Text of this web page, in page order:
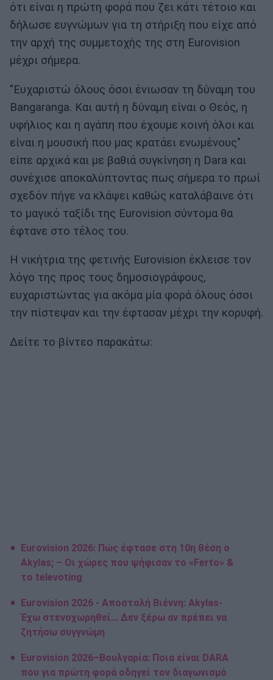
ότι είναι η πρώτη φορά που ζει κάτι τέτοιο και
δήλωσε ευγνώμων για τη στήριξη που είχε από
την αρχή της συμμετοχής της στη Eurovision
μέχρι σήμερα.
"Ευχαριστώ όλους όσοι ένιωσαν τη δύναμη του
Bangaranga. Και αυτή η δύναμη είναι ο Θεός, η
υφήλιος και η αγάπη που έχουμε κοινή όλοι και
είναι η μουσική που μας κρατάει ενωμένους"
είπε αρχικά και με βαθιά συγκίνηση η Dara και
συνέχισε αποκαλύπτοντας πως σήμερα το πρωί
σχεδόν πήγε να κλάψει καθώς καταλάβαινε ότι
το μαγικό ταξίδι της Eurovision σύντομα θα
έφτανε στο τέλος του.
Η νικήτρια της φετινής Eurovision έκλεισε τον
λόγο της προς τους δημοσιογράφους,
ευχαριστώντας για ακόμα μία φορά όλους όσοι
την πίστεψαν και την έφτασαν μέχρι την κορυφή.
Δείτε το βίντεο παρακάτω:
Eurovision 2026: Πώς έφτασε στη 10η θέση ο
Akylas; – Οι χώρες που ψήφισαν το «Ferto» &
το televoting
Eurovision 2026 - Αποστολή Βιέννη: Akylas-
Έχω στενοχωρηθεί... Δεν ξέρω αν πρέπει να
ζητήσω συγγνώμη
Eurovision 2026–Βουλγαρία: Ποια είναι DARA
που για πρώτη φορά οδηγεί τον διαγωνισμό